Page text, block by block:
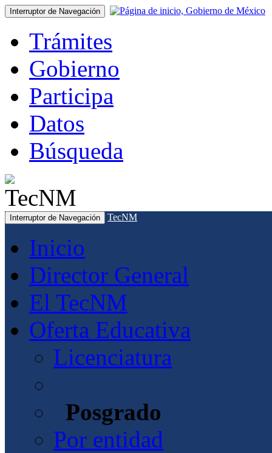
Interruptor de Navegación
Trámites
Gobierno
Participa
Datos
Búsqueda
Interruptor de Navegación TecNM
Inicio
Director General
El TecNM
Oferta Educativa
Licenciatura
Posgrado
Por entidad